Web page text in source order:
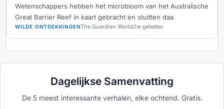
Wetenschappers hebben het microbioom van het Australische
Great Barrier Reef in kaart gebracht en stuitten daa
WILDE ONTDEKKINGENThe Guardian World2w geleden
Dagelijkse Samenvatting
De 5 meest interessante verhalen, elke ochtend. Gratis.